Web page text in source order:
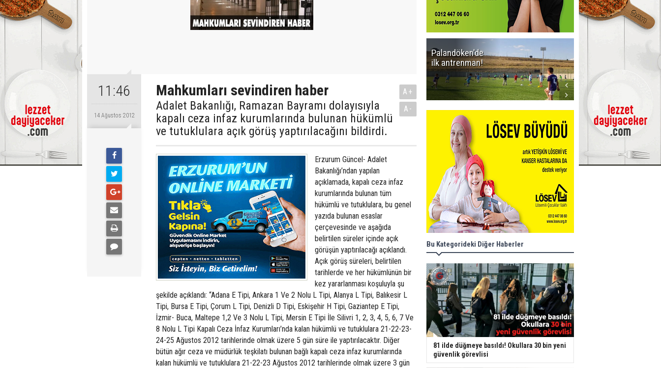
11:46
14 Ağustos 2012
Mahkumları sevindiren haber
Adalet Bakanlığı, Ramazan Bayramı dolayısıyla
kapalı ceza infaz kurumlarında bulunan hükümlü
ve tutuklulara açık görüş yaptırılacağını bildirdi.
A+
A-
Erzurum Güncel- Adalet
Bakanlığı’ndan yapılan
açıklamada, kapalı ceza infaz
kurumlarında bulunan tüm
hükümlü ve tutuklulara, bu genel
yazıda bulunan esaslar
çerçevesinde ve aşağıda
belirtilen süreler içinde açık
görüşün yaptırılacağı açıklandı.
Açık görüş süreleri, belirtilen
tarihlerde ve her hükümlünün bir
kez yararlanması koşuluyla şu
şekilde açıklandı: “Adana E Tipi, Ankara 1 Ve 2 Nolu L Tipi, Alanya L Tipi, Balıkesir L
Tipi, Bursa E Tipi, Çorum L Tipi, Denizli D Tipi, Eskişehir H Tipi, Gaziantep E Tipi,
İzmir- Buca, Maltepe 1,2 Ve 3 Nolu L Tipi, Mersin E Tipi İle Silivri 1, 2, 3, 4, 5, 6, 7 Ve
8 Nolu L Tipi Kapalı Ceza İnfaz Kurumları’nda kalan hükümlü ve tutuklulara 21-22-23-
24-25 Ağustos 2012 tarihlerinde olmak üzere 5 gün süre ile yaptırılacaktır. Diğer
bütün ağır ceza ve müdürlük teşkilatı bulunan bağlı kapalı ceza infaz kurumlarında
kalan hükümlü ve tutuklulara 21-22-23 Ağustos 2012 tarihlerinde olmak üzere 3 gün
Palandöken'de
ilk antrenman!
Bu Kategorideki Diğer Haberler
81 ilde düğmeye basıldı! Okullara 30 bin yeni
güvenlik görevlisi